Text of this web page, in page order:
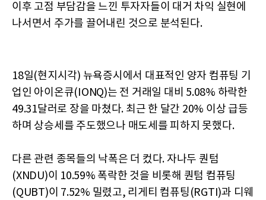
이후 고점 부담감을 느낀 투자자들이 대거 차익 실현에
나서면서 주가를 끌어내린 것으로 분석된다.
18일(현지시각) 뉴욕증시에서 대표적인 양자 컴퓨팅 기
업인 아이온큐(IONQ)는 전 거래일 대비 5.08% 하락한
49.31달러로 장을 마쳤다. 최근 한 달간 20% 이상 급등
하며 상승세를 주도했으나 매도세를 피하지 못했다.
다른 관련 종목들의 낙폭은 더 컸다. 자나두 퀀텀
(XNDU)이 10.59% 폭락한 것을 비롯해 퀀텀 컴퓨팅
(QUBT)이 7.52% 밀렸고, 리게티 컴퓨팅(RGTI)과 디웨